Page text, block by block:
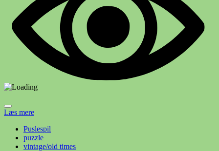
Læs mere
Puslespil
puzzle
vintage/old times